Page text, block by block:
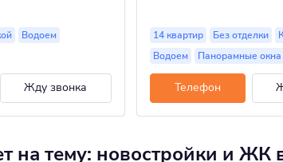
Водоем
Жду звонка
14 квартир Без отделки
Водоем
Панорамные окна
Телефон
на тему: новостройки и ЖК